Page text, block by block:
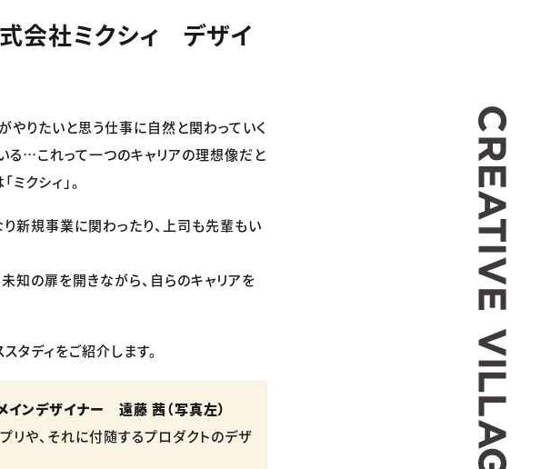
会社ミクシィ デザイ
やりたいと思う仕事に自然と関わっていく
る…これって一つのキャリアの理想像だと
クシィ」。
新規事業に関わったり、上司も先輩もい
の扉を開きながら、自らのキャリアを
タディをご紹介します。
ンデザイナー 遠藤 茜（写真左）
や、それに付随するプロダクトのデザ